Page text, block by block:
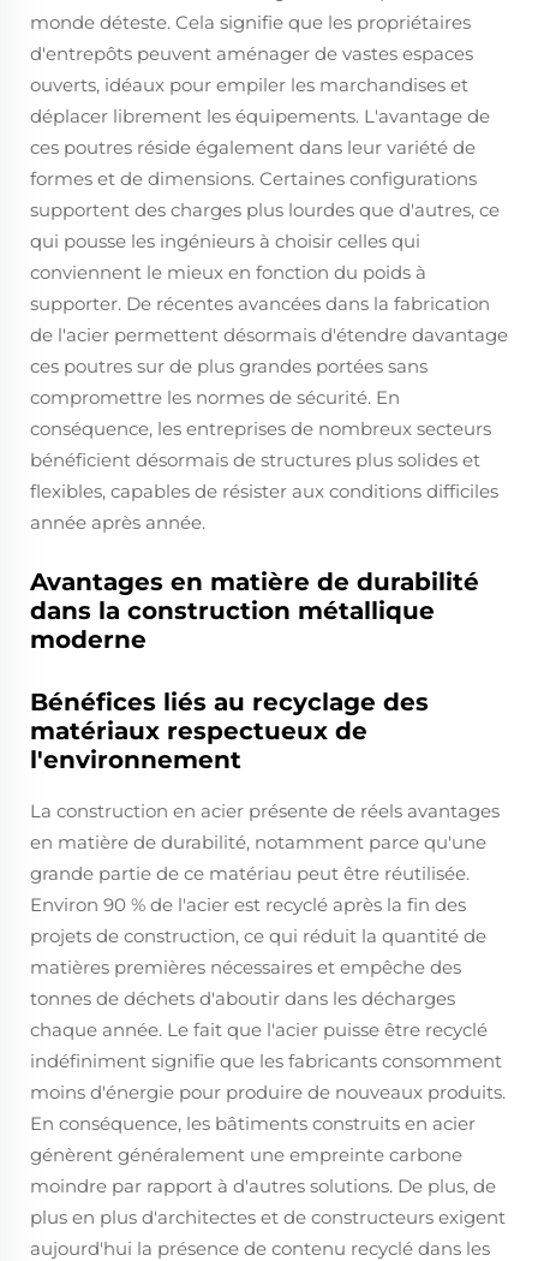
monde déteste. Cela signifie que les propriétaires
d'entrepôts peuvent aménager de vastes espaces
ouverts, idéaux pour empiler les marchandises et
déplacer librement les équipements. L'avantage de
ces poutres réside également dans leur variété de
formes et de dimensions. Certaines configurations
supportent des charges plus lourdes que d'autres, ce
qui pousse les ingénieurs à choisir celles qui
conviennent le mieux en fonction du poids à
supporter. De récentes avancées dans la fabrication
de l'acier permettent désormais d'étendre davantage
ces poutres sur de plus grandes portées sans
compromettre les normes de sécurité. En
conséquence, les entreprises de nombreux secteurs
bénéficient désormais de structures plus solides et
flexibles, capables de résister aux conditions difficiles
année après année.
Avantages en matière de durabilité
dans la construction métallique
moderne
Bénéfices liés au recyclage des
matériaux respectueux de
l'environnement
La construction en acier présente de réels avantages
en matière de durabilité, notamment parce qu'une
grande partie de ce matériau peut être réutilisée.
Environ 90 % de l'acier est recyclé après la fin des
projets de construction, ce qui réduit la quantité de
matières premières nécessaires et empêche des
tonnes de déchets d'aboutir dans les décharges
chaque année. Le fait que l'acier puisse être recyclé
indéfiniment signifie que les fabricants consomment
moins d'énergie pour produire de nouveaux produits.
En conséquence, les bâtiments construits en acier
génèrent généralement une empreinte carbone
moindre par rapport à d'autres solutions. De plus, de
plus en plus d'architectes et de constructeurs exigent
aujourd'hui la présence de contenu recyclé dans les